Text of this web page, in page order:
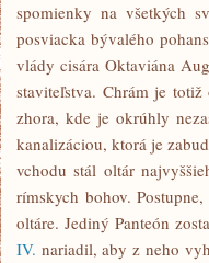
spomienky na všetkých
posviacka bývalého
vlády cisára Oktaviána
staviteľstva. Chrám je
zhora, kde je okrúhly
kanalizáciou, ktorá je
vchodu stál oltár
rímskych bohov.
oltáre. Jediný Panteón
IV. nariadil, aby z neho